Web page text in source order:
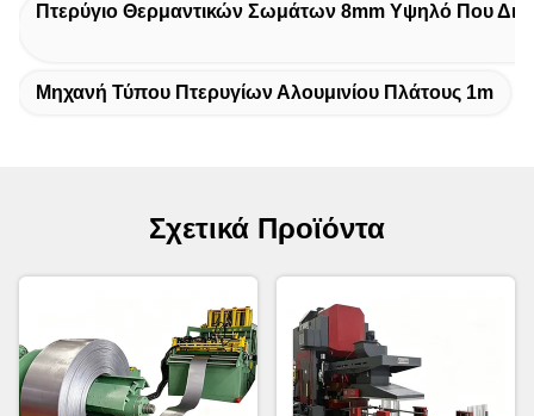
Πτερύγιο Θερμαντικών Σωμάτων 8mm Υψηλό Που
Μηχανή Τύπου Πτερυγίων Αλουμινίου Πλάτους 1m
Σχετικά Προϊόντα